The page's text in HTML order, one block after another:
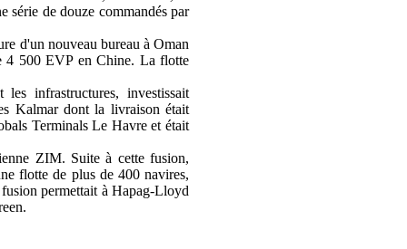
série de douze commandés par
d'un nouveau bureau à Oman
4 500 EVP en Chine. La flotte
infrastructures, investissait
Kalmar dont la livraison était
Terminals Le Havre et était
ZIM. Suite à cette fusion,
flotte de plus de 400 navires,
permettait à Hapag-Lloyd